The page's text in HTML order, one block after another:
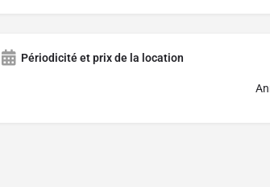
Périodicité et prix de la location